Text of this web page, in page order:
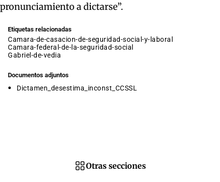
pronunciamiento a dictarse”.
Etiquetas relacionadas
camara-de-casacion-de-seguridad-social-y-laboral
camara-federal-de-la-seguridad-social
gabriel-de-vedia
Documentos adjuntos
Dictamen_desestima_inconst_CCSSL
Otras secciones